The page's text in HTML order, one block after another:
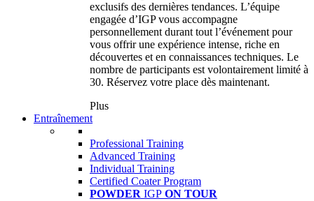
exclusifs des dernières tendances. L’équipe
engagée d’IGP vous accompagne
personnellement durant tout l’événement pour
vous offrir une expérience intense, riche en
découvertes et en connaissances techniques. Le
nombre de participants est volontairement limité à
30. Réservez votre place dès maintenant.
Plus
Entraînement
Professional Training
Advanced Training
Individual Training
Certified Coater Program
POWDER IGP ON TOUR